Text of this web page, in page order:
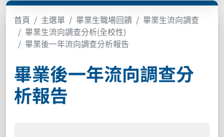
首頁 主選單 畢業生職場回饋
畢業生流向調查
畢業生流向調查分析(全校性)
畢業後一年流向調查分析報告
畢業後一年流向調查分
析報告